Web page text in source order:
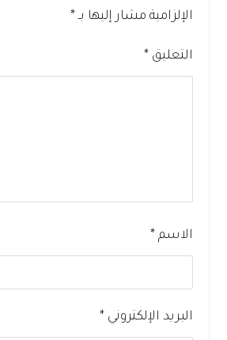
الإلزامية مشار إليها بـ*
التعليق*
الاسم*
البريد الإلكتروني*